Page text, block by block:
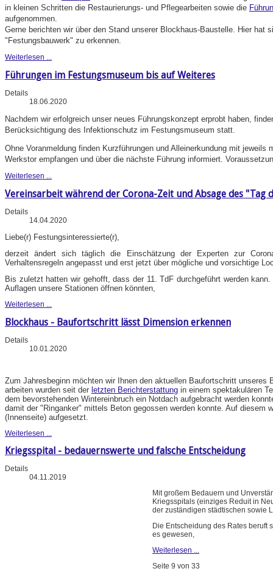
in kleinen Schritten die Restaurierungs- und Pflegearbeiten sowie die
aufgenommen.
Gerne berichten wir über den Stand unserer Blockhaus-Baustelle. Hier hat
"Festungsbauwerk" zu erkennen.
Weiterlesen ...
Führungen im Festungsmuseum bis auf Weiteres
Details
18.06.2020
Nachdem wir erfolgreich unser neues Führungskonzept erprobt haben,
Berücksichtigung des Infektionschutz im Festungsmuseum statt.
Ohne Voranmeldung finden Kurzführungen und Alleinerkundung mit
Werkstor empfangen und über die nächste Führung informiert.
Weiterlesen ...
Vereinsarbeit während der Corona-Zeit und Absage des "Tag
Details
14.04.2020
Liebe(r) Festungsinteressierte(r),
derzeit ändert sich täglich die Einschätzung der Experten zur
Verhaltensregeln angepasst und erst jetzt über mögliche und vorsichtige
Bis zuletzt hatten wir gehofft, dass der 11. TdF durchgeführt werden
Auflagen unsere Stationen öffnen könnten,
Weiterlesen ...
Blockhaus - Baufortschritt lässt Dimension erkennen
Details
10.01.2020
Zum Jahresbeginn möchten wir Ihnen den aktuellen Baufortschritt unseres
arbeiten wurden seit der letzten Berichterstattung in einem spektakulären
dem bevorstehenden Wintereinbruch ein Notdach aufgebracht werden
damit der "Ringanker" mittels Beton gegossen werden konnte. Auf
(Innenseite) aufgesetzt.
Weiterlesen ...
Kriegsspital - bedauernswerte und falsche Entscheidung
Details
04.11.2019
Mit großem Bedauern und
Kriegsspitals (einziges Reduit in
der zuständigen städtischen sowie
Die Entscheidung des Rates beruft
es gewesen,
Weiterlesen ...
Seite 9 von 33